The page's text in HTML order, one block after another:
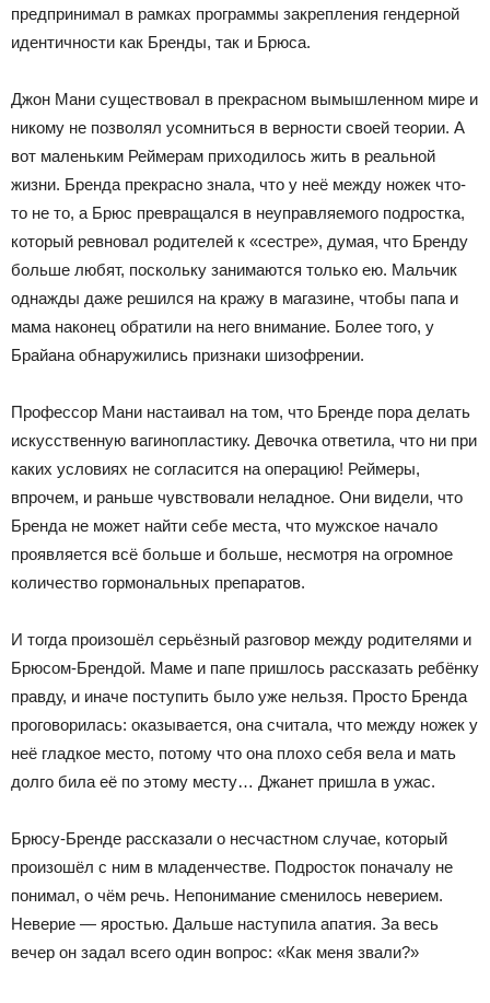
предпринимал в рамках программы закрепления гендерной
идентичности как Бренды, так и Брюса.
Джон Мани существовал в прекрасном вымышленном мире и
никому не позволял усомниться в верности своей теории. А
вот маленьким Реймерам приходилось жить в реальной
жизни. Бренда прекрасно знала, что у неё между ножек что-
то не то, а Брюс превращался в неуправляемого подростка,
который ревновал родителей к «сестре», думая, что Бренду
больше любят, поскольку занимаются только ею. Мальчик
однажды даже решился на кражу в магазине, чтобы папа и
мама наконец обратили на него внимание. Более того, у
Брайана обнаружились признаки шизофрении.
Профессор Мани настаивал на том, что Бренде пора делать
искусственную вагинопластику. Девочка ответила, что ни при
каких условиях не согласится на операцию! Реймеры,
впрочем, и раньше чувствовали неладное. Они видели, что
Бренда не может найти себе места, что мужское начало
проявляется всё больше и больше, несмотря на огромное
количество гормональных препаратов.
И тогда произошёл серьёзный разговор между родителями и
Брюсом-Брендой. Маме и папе пришлось рассказать ребёнку
правду, и иначе поступить было уже нельзя. Просто Бренда
проговорилась: оказывается, она считала, что между ножек у
неё гладкое место, потому что она плохо себя вела и мать
долго била её по этому месту… Джанет пришла в ужас.
Брюсу-Бренде рассказали о несчастном случае, который
произошёл с ним в младенчестве. Подросток поначалу не
понимал, о чём речь. Непонимание сменилось неверием.
Неверие — яростью. Дальше наступила апатия. За весь
вечер он задал всего один вопрос: «Как меня звали?»